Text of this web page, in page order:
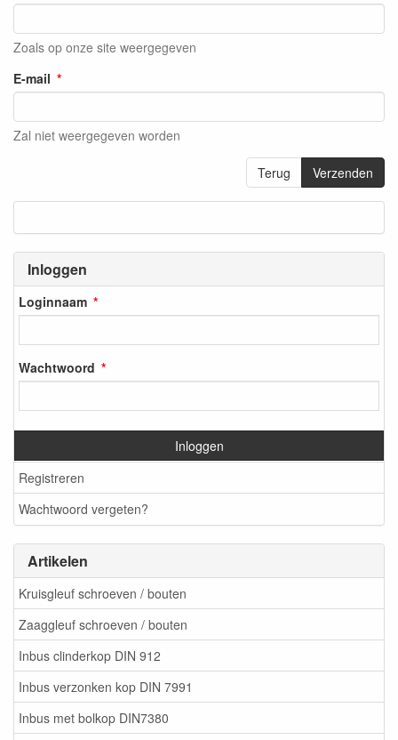
Inloggen
Loginnaam
Wachtwoord
Inloggen
Registreren
Wachtwoord vergeten?
Artikelen
Kruisgleuf schroeven / bouten
Zaaggleuf schroeven / bouten
Inbus clinderkop DIN 912
Inbus verzonken kop DIN 7991
Inbus met bolkop DIN7380
Zoals op onze site weergegeven
E-mail
Zal niet weergegeven worden
Terug Verzenden